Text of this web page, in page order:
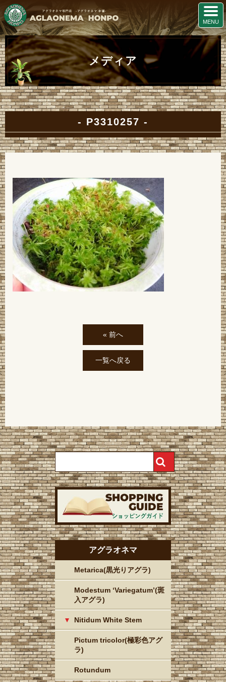
メディア
P3310257
« 前へ
一覧へ戻る
アグラオネマ
Metarica(黒光りアグラ)
Modestum ‘Variegatum’(斑
入アグラ)
Nitidum White Stem
Pictum tricolor(極彩色アグ
ラ)
Rotundum